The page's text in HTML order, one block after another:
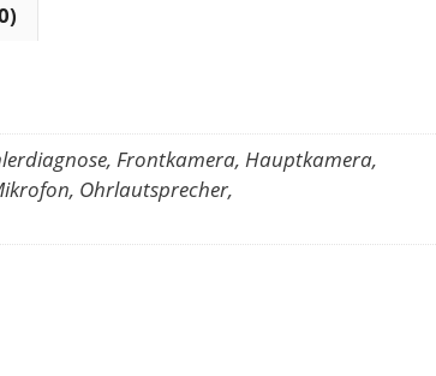
Frontkamera, Hauptkamera,
Ohrlautsprecher,